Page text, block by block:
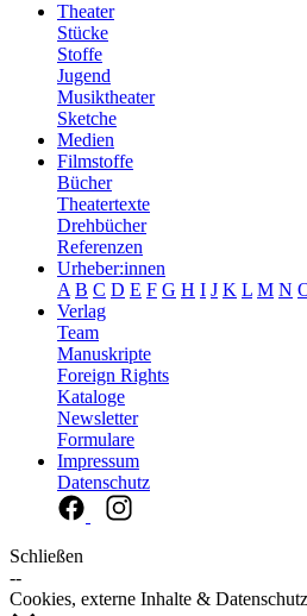
Theater
Stücke
Stoffe
Jugend
Musiktheater
Sketche
Medien
Filmstoffe
Bücher
Theatertexte
Drehbücher
Referenzen
Urheber:innen
A B C D E F G H I J K L M N
Verlag
Team
Manuskripte
Foreign Rights
Kataloge
Newsletter
Formulare
Impressum
Datenschutz
Schließen
--
Cookies, externe Inhalte & Datenschutz